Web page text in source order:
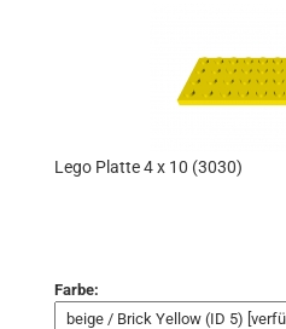
Lego Platte 4 x 10 (3030)
Farbe: